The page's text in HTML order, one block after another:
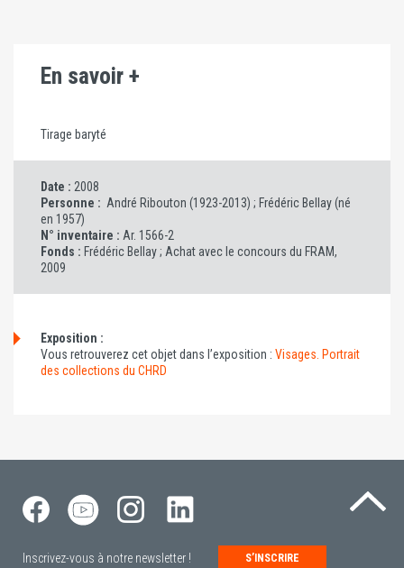
En savoir +
Tirage baryté
Date : 2008
Personne : André Ribouton (1923-2013) ; Frédéric Bellay (né
en 1957)
N° inventaire : Ar. 1566-2
Fonds : Frédéric Bellay ; Achat avec le concours du FRAM,
2009
Exposition :
Vous retrouverez cet objet dans l’exposition : Visages. Portrait
des collections du CHRD
Inscrivez-vous à notre newsletter ! S’INSCRIRE